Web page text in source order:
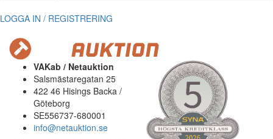
LOGGA IN / REGISTRERING
VAKab / Netauktion
Salsmästaregatan 25
422 46 Hisings Backa /
Göteborg
SE556737-680001
info@netauktion.se